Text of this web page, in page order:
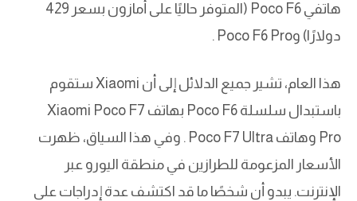
هاتفي Poco F6 (المتوفر حاليًا على أمازون بسعر 429
دولارًا) وPoco F6 Pro .
هذا العام، تشير جميع الدلائل إلى أن Xiaomi ستقوم
باستبدال سلسلة Poco F6 بهاتف Xiaomi Poco F7
Pro وهاتف Poco F7 Ultra . وفي هذا السياق، ظهرت
الأسعار المزعومة للطرازين في منطقة اليورو عبر
الإنترنت. يبدو أن شخصًا ما قد اكتشف عدة إدراجات على